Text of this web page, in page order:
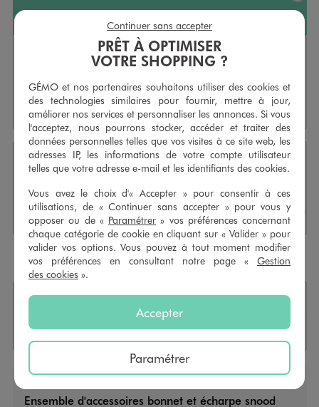
Livraison sous 2 à 4 jours ouvrés en France
Offert dès 40€ d'achat.
Indisponible
Sélectionner l’option de
Click & Collect ou réservation en 4h
Sélectionner l’option de
CHOISIR UN MAGASIN
Payez en3X sans fraisdès 50€
+2 pointsgrâce à cet achat
RetoursOFFERTS30 jours
Ensemble d'accessoires bonnet et écharpe snood
PRÊT À OPTIMISER
VOTRE SHOPPING ?
GÉMO et nos partenaires souhaitons utiliser des cookies et
des technologies similaires pour fournir, mettre à jour,
améliorer nos services et personnaliser les annonces. Si vous
l'acceptez, nous pourrons stocker, accéder et traiter des
données personnelles telles que vos visites à ce site web, les
adresses IP, les informations de votre compte utilisateur
telles que votre adresse e-mail et les identifiants des cookies.
Vous avez le choix d'« Accepter » pour consentir à ces
utilisations, de « Continuer sans accepter » pour vous y
opposer ou de « Paramétrer » vos préférences concernant
chaque catégorie de cookie en cliquant sur « Valider » pour
valider vos options. Vous pouvez à tout moment modifier
vos préférences en consultant notre page « Gestion
des cookies ».
Accepter
Paramétrer
Continuer sans accepter